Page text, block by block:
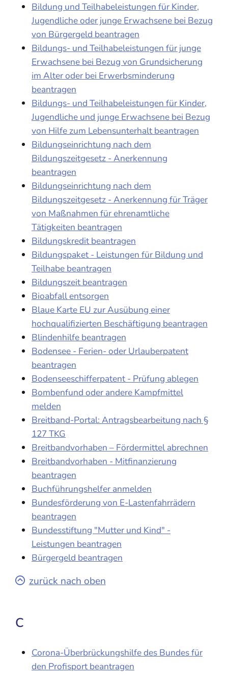
Bildung und Teilhabeleistungen für Kinder,
Jugendliche oder junge Erwachsene bei Bezug
von Bürgergeld beantragen
Bildungs- und Teilhabeleistungen für junge
Erwachsene bei Bezug von Grundsicherung
im Alter oder bei Erwerbsminderung
beantragen
Bildungs- und Teilhabeleistungen für Kinder,
Jugendliche und junge Erwachsene bei Bezug
von Hilfe zum Lebensunterhalt beantragen
Bildungseinrichtung nach dem
Bildungszeitgesetz - Anerkennung
beantragen
Bildungseinrichtung nach dem
Bildungszeitgesetz - Anerkennung für Träger
von Maßnahmen für ehrenamtliche
Tätigkeiten beantragen
Bildungskredit beantragen
Bildungspaket - Leistungen für Bildung und
Teilhabe beantragen
Bildungszeit beantragen
Bioabfall entsorgen
Blaue Karte EU zur Ausübung einer
hochqualifizierten Beschäftigung beantragen
Blindenhilfe beantragen
Bodensee - Ferien- oder Urlauberpatent
beantragen
Bodenseeschifferpatent - Prüfung ablegen
Bombenfund oder andere Kampfmittel
melden
Breitband-Portal: Antragsbearbeitung nach §
127 TKG
Breitbandvorhaben – Fördermittel abrechnen
Breitbandvorhaben - Mitfinanzierung
beantragen
Buchführungshelfer anmelden
Bundesförderung von E-Lastenfahrrädern
beantragen
Bundesstiftung "Mutter und Kind" -
Leistungen beantragen
Bürgergeld beantragen
zurück nach oben
C
Corona-Überbrückungshilfe des Bundes für
den Profisport beantragen